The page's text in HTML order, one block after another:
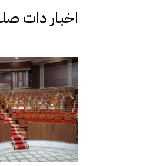
اخبار دات